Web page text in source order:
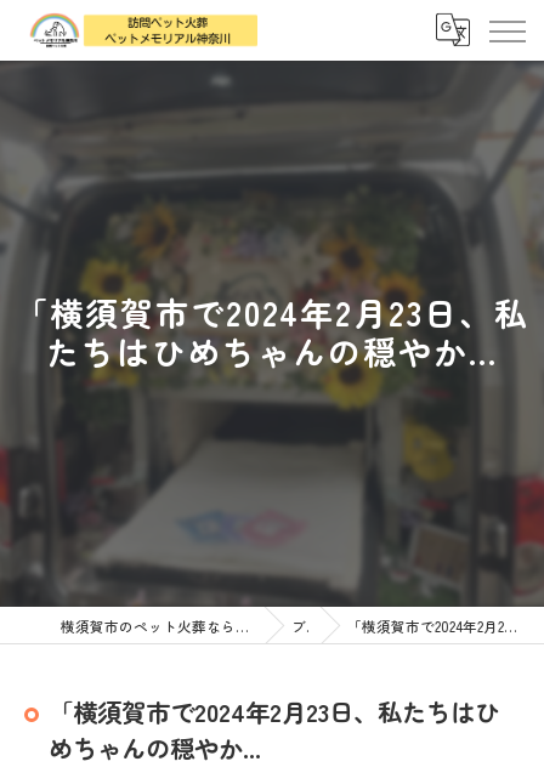
「横須賀市で2024年2月23日、私
たちはひめちゃんの穏やか...
横須賀市のペット火葬なら訪問ペット火葬 ペットメモリアル神奈川 ブログ 「横須賀市で2024年2月23日、私たちはひめちゃんの穏やか...
「横須賀市で2024年2月23日、私たちはひ
めちゃんの穏やか...